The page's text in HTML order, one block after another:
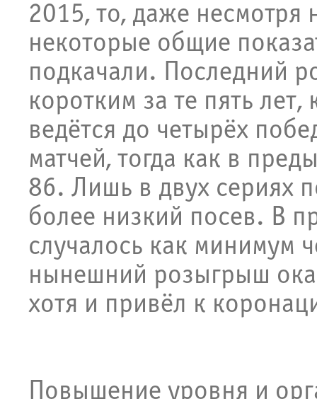
2015, то, даже
некоторые общие
подкачали. Последний
коротким за те пять лет,
ведётся до четырёх
матчей, тогда как в
86. Лишь в двух сериях
более низкий посев. В
случалось как минимум
нынешний розыгрыш
хотя и привёл к
Повышение уровня и